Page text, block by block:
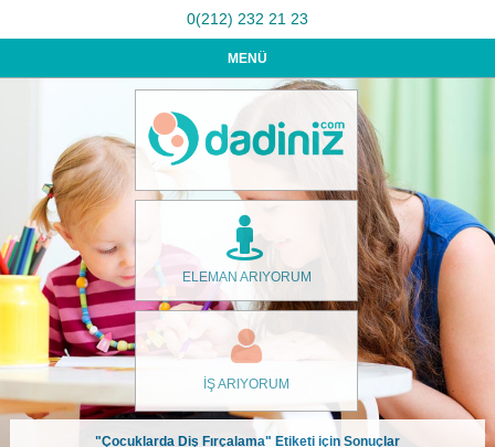
0(212) 232 21 23
MENÜ
ELEMAN ARIYORUM
İŞ ARIYORUM
"Çocuklarda Diş Fırçalama" Etiketi için Sonuçlar